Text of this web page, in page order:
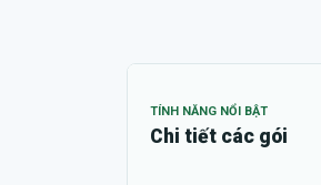
TÍNH NĂNG NỔI BẬT
Chi tiết các gói